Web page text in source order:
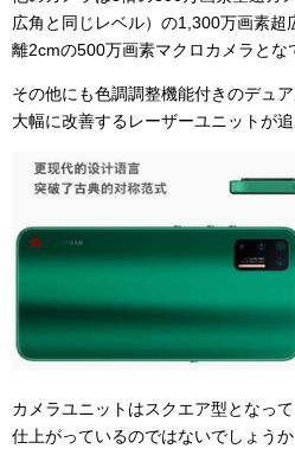
広角と同じレベル）の1,300万画素
離2cmの500万画素マクロカメラとな
その他にも色調調整機能付きのデュ
大幅に改善するレーザーユニットが追
カメラユニットはスクエア型となっ
仕上がっているのではないでしょうか